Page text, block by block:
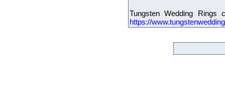
Tungsten Wedding Rings
https://